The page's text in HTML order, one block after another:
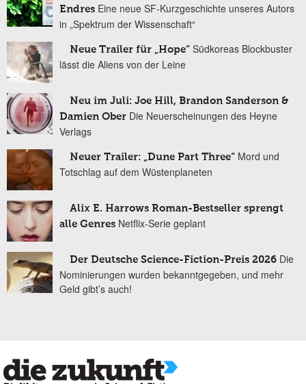
Endres Eine neue SF-Kurzgeschichte unseres Autors
in „Spektrum der Wissenschaft“
Neue Trailer für „Hope“ Südkoreas Blockbuster
lässt die Aliens von der Leine
Neu im Juli: Joe Hill, Brandon Sanderson &
Damien Ober Die Neuerscheinungen des Heyne
Verlags
Neuer Trailer: „Dune Part Three“ Mord und
Totschlag auf dem Wüstenplaneten
Alix E. Harrows Roman-Bestseller sprengt
alle Genres Netflix-Serie geplant
Der Deutsche Science-Fiction-Preis 2026 Die
Nominierungen wurden bekanntgegeben, und mehr
Geld gibt’s auch!